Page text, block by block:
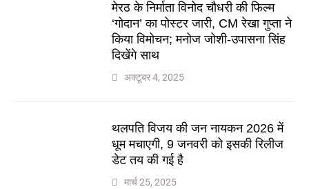
मेरठ के निर्माता विनोद चौधरी की फिल्म
‘गोदान’ का पोस्टर जारी, CM रेखा गुप्ता ने
किया विमोचन; मनोज जोशी-उपासना सिंह
दिखेंगे साथ
अक्टूबर 4, 2025
थलपति विजय की जन नायकन 2026 में
धूम मचाएगी, 9 जनवरी को इसकी रिलीज
डेट तय की गई है
मार्च 25, 2025